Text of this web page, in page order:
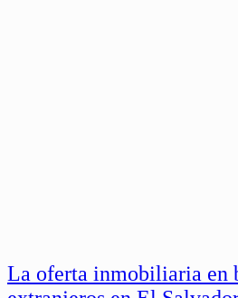
La oferta inmobiliaria en